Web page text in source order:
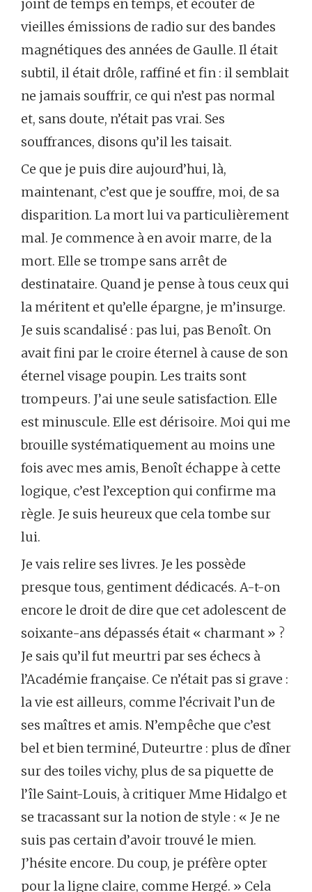
joint de temps en temps, et écouter de
vieilles émissions de radio sur des bandes
magnétiques des années de Gaulle. Il était
subtil, il était drôle, raffiné et fin : il semblait
ne jamais souffrir, ce qui n’est pas normal
et, sans doute, n’était pas vrai. Ses
souffrances, disons qu’il les taisait.
Ce que je puis dire aujourd’hui, là,
maintenant, c’est que je souffre, moi, de sa
disparition. La mort lui va particulièrement
mal. Je commence à en avoir marre, de la
mort. Elle se trompe sans arrêt de
destinataire. Quand je pense à tous ceux qui
la méritent et qu’elle épargne, je m’insurge.
Je suis scandalisé : pas lui, pas Benoît. On
avait fini par le croire éternel à cause de son
éternel visage poupin. Les traits sont
trompeurs. J’ai une seule satisfaction. Elle
est minuscule. Elle est dérisoire. Moi qui me
brouille systématiquement au moins une
fois avec mes amis, Benoît échappe à cette
logique, c’est l’exception qui confirme ma
règle. Je suis heureux que cela tombe sur
lui.
Je vais relire ses livres. Je les possède
presque tous, gentiment dédicacés. A-t-on
encore le droit de dire que cet adolescent de
soixante-ans dépassés était « charmant » ?
Je sais qu’il fut meurtri par ses échecs à
l’Académie française. Ce n’était pas si grave :
la vie est ailleurs, comme l’écrivait l’un de
ses maîtres et amis. N’empêche que c’est
bel et bien terminé, Duteurtre : plus de dîner
sur des toiles vichy, plus de sa piquette de
l’île Saint-Louis, à critiquer Mme Hidalgo et
se tracassant sur la notion de style : « Je ne
suis pas certain d’avoir trouvé le mien.
J’hésite encore. Du coup, je préfère opter
pour la ligne claire, comme Hergé. » Cela